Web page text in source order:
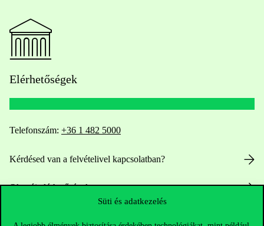
Süti és adatkezelés
Elérhetőségek
Telefonszám: +36 1 482 5000
Kérdésed van a felvételivel kapcsolatban?
Oktatói elérhetőségek